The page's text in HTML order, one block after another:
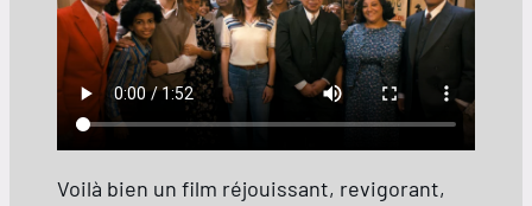
Voilà bien un film réjouissant, revigorant,